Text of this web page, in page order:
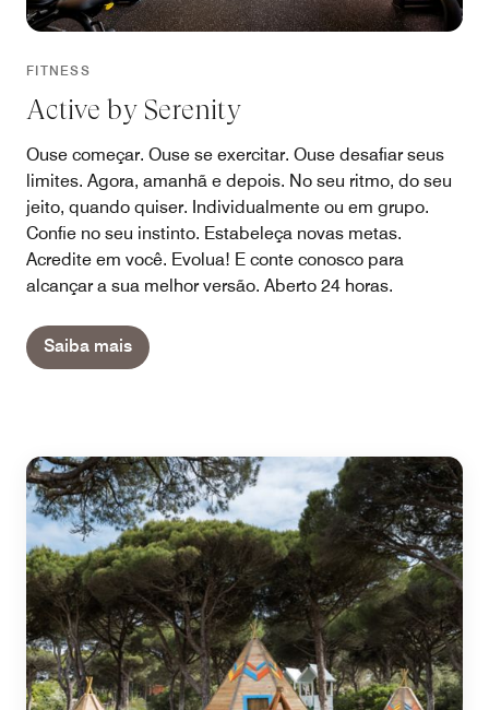
FITNESS
Active by Serenity
Ouse começar. Ouse se exercitar. Ouse desafiar seus
limites. Agora, amanhã e depois. No seu ritmo, do seu
jeito, quando quiser. Individualmente ou em grupo.
Confie no seu instinto. Estabeleça novas metas.
Acredite em você. Evolua! E conte conosco para
alcançar a sua melhor versão. Aberto 24 horas.
Saiba mais